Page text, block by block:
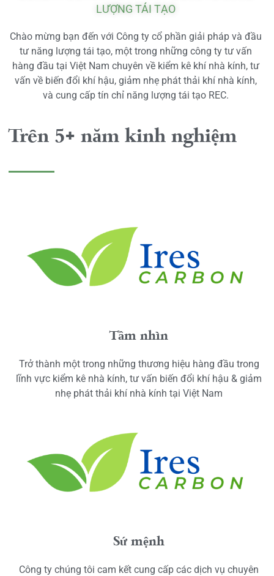
LƯỢNG TÁI TẠO
Chào mừng bạn đến với Công ty cổ phần giải pháp và đầu
tư năng lượng tái tạo, một trong những công ty tư vấn
hàng đầu tại Việt Nam chuyên về kiểm kê khí nhà kính, tư
vấn về biến đổi khí hậu, giảm nhẹ phát thải khí nhà kính,
và cung cấp tín chỉ năng lượng tái tạo REC.
Trên 5+ năm kinh nghiệm
Tầm nhìn
Trở thành một trong những thương hiệu hàng đầu trong
lĩnh vực kiểm kê nhà kính, tư vấn biến đổi khí hậu & giảm
nhẹ phát thải khí nhà kính tại Việt Nam
Sứ mệnh
Công ty chúng tôi cam kết cung cấp các dịch vụ chuyên